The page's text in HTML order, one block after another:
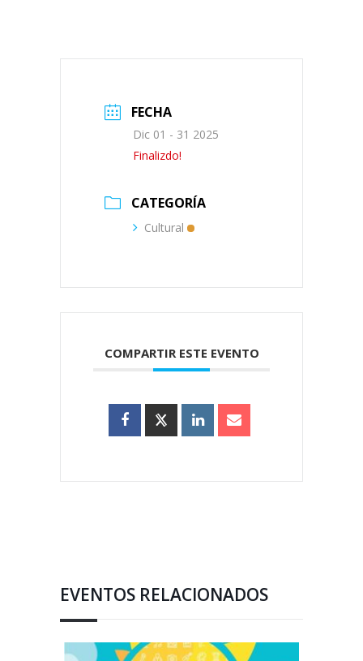
FECHA
Dic 01 - 31 2025
Finalizdo!
CATEGORÍA
Cultural
COMPARTIR ESTE EVENTO
EVENTOS RELACIONADOS